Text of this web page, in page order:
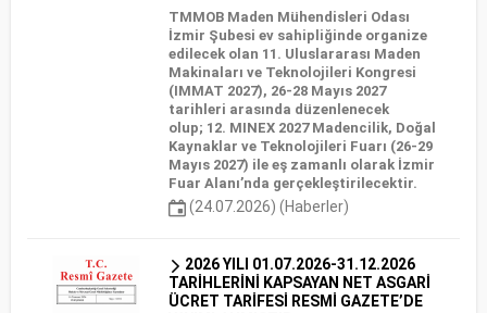
TMMOB Maden Mühendisleri Odası
İzmir Şubesi ev sahipliğinde organize
edilecek olan 11. Uluslararası Maden
Makinaları ve Teknolojileri Kongresi
(IMMAT 2027), 26-28 Mayıs 2027
tarihleri arasında düzenlenecek
olup; 12. MINEX 2027 Madencilik, Doğal
Kaynaklar ve Teknolojileri Fuarı (26-29
Mayıs 2027) ile eş zamanlı olarak İzmir
Fuar Alanı’nda gerçekleştirilecektir.
(24.07.2026) (Haberler)
2026 YILI 01.07.2026-31.12.2026
TARİHLERİNİ KAPSAYAN NET ASGARİ
ÜCRET TARİFESİ RESMİ GAZETE’DE